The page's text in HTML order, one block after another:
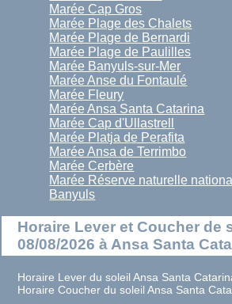
Marée Cap Gros
Marée Plage des Chalets
Marée Plage de Bernardi
Marée Plage de Paulilles
Marée Banyuls-sur-Mer
Marée Anse du Fontaulé
Marée Fleury
Marée Ansa Santa Catarina
Marée Cap d'Ullastrell
Marée Platja de Perafita
Marée Ansa de Terrimbo
Marée Cerbère
Marée Réserve naturelle
Banyuls
Horaire Lever et Coucher de
08/08/2026 à Ansa Santa
Horaire Lever du soleil Ansa Santa
Horaire Coucher du soleil Ansa Santa